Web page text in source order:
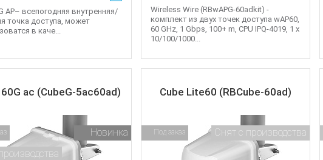
AP– всепогодняя внутренняя/
точка доступа, может
в каче...
Wireless Wire (RBwAPG-60adkit) -
комплект из двух точек доступа wAP60,
60 GHz, 1 Gbps, 100+ m, CPU IPQ-4019, 1 x
10/100/1000...
ac (CubeG-5ac60ad)
Новинка
Cube Lite60 (RBCube-60ad)
Под заказ Снят с производства